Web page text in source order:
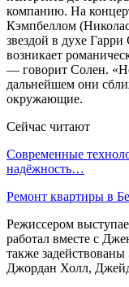
компанию. На
Кэмпбеллом
звездой в духе
возникает
— говорит Солен.
дальнейшем они
окружающие.
Сейчас читают
Современные
надёжность…
Ремонт квартиры в
Режиссером
работал вместе с
также
Джордан Холл,